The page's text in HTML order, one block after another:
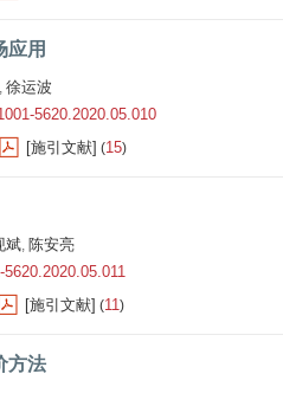
应用
, 徐运波
5620.2020.05.010
[施引文献] (15)
斌, 陈安亮
[施引文献] (11)
方法